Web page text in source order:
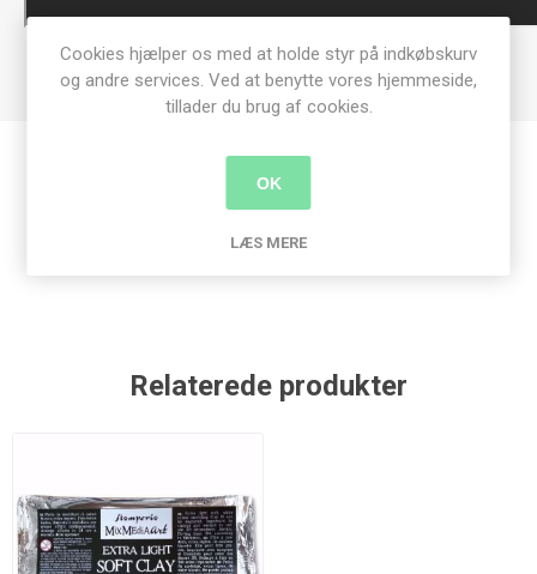
Produkt tags
(311), moulds
Relaterede produkter
Cookies hjælper os med at holde styr på indkøbskurv
og andre services. Ved at benytte vores hjemmeside,
tillader du brug af cookies.
OK
LÆS MERE